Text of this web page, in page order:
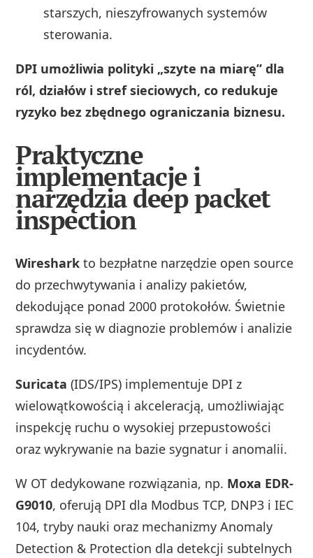
starszych, nieszyfrowanych systemów
sterowania.
DPI umożliwia polityki „szyte na miarę” dla
ról, działów i stref sieciowych, co redukuje
ryzyko bez zbędnego ograniczania biznesu.
Praktyczne
implementacje i
narzędzia deep packet
inspection
Wireshark to bezpłatne narzędzie open source
do przechwytywania i analizy pakietów,
dekodujące ponad 2000 protokołów. Świetnie
sprawdza się w diagnozie problemów i analizie
incydentów.
Suricata (IDS/IPS) implementuje DPI z
wielowątkowością i akceleracją, umożliwiając
inspekcję ruchu o wysokiej przepustowości
oraz wykrywanie na bazie sygnatur i anomalii.
W OT dedykowane rozwiązania, np. Moxa EDR-
G9010, oferują DPI dla Modbus TCP, DNP3 i IEC
104, tryby nauki oraz mechanizmy Anomaly
Detection & Protection dla detekcji subtelnych